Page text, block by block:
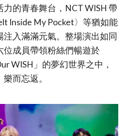
的青春舞台，NCT WISH 帶
Inside My Pocket〉等猶如能
入滿滿元氣。整場演出如同
位成員帶領粉絲們暢遊於
WISH」的夢幻世界之中，
而忘返。